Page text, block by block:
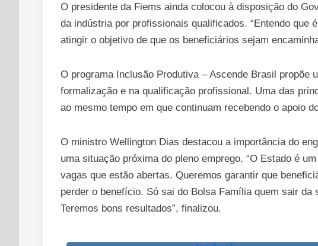
O presidente da Fiems ainda colocou à disposição do
da indústria por profissionais qualificados. “Entendo
atingir o objetivo de que os beneficiários sejam
O programa Inclusão Produtiva – Ascende Brasil
formalização e na qualificação profissional. Uma das
ao mesmo tempo em que continuam recebendo o apoio
O ministro Wellington Dias destacou a importância do
uma situação próxima do pleno emprego. “O Estado é
vagas que estão abertas. Queremos garantir que
perder o benefício. Só sai do Bolsa Família quem sair
Teremos bons resultados”, finalizou.